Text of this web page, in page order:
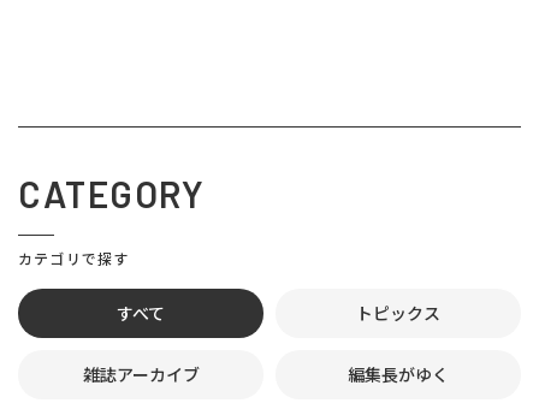
CATEGORY
カテゴリで探す
すべて トピックス
雑誌アーカイブ 編集長がゆく